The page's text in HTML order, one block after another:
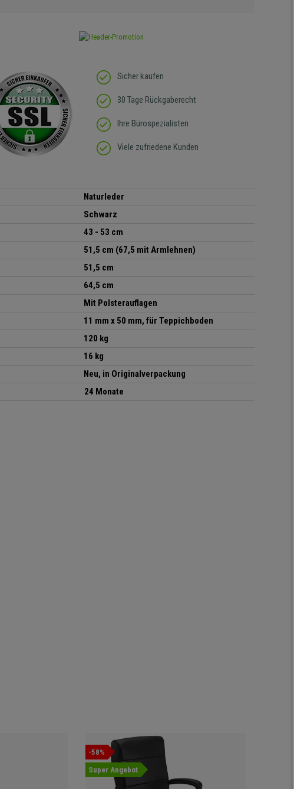
Sicher kaufen
30 Tage Rückgaberecht
Ihre Bürospezialisten
Viele zufriedene Kunden
Naturleder
Schwarz
43 - 53 cm
51,5 cm (67,5 mit Armlehnen)
51,5 cm
64,5 cm
Mit Polsterauflagen
11 mm x 50 mm, für Teppichboden
120 kg
16 kg
Neu, in Originalverpackung
24 Monate
-58%
Super Angebot